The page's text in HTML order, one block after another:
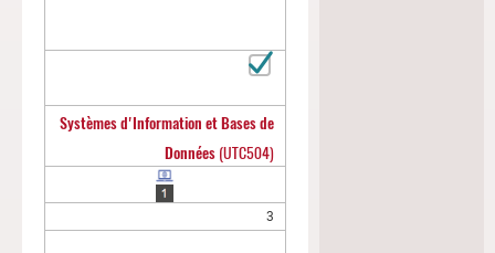
Systèmes d'Information et Bases de
Données (UTC504)
3